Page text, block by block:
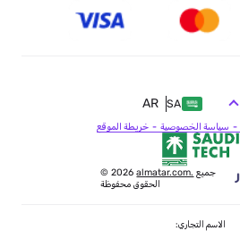
© 2026almatar.com. جميع
الحقوق محفوظة
SA
AR
سياسة الخصوصية خريطة الموقع
الاسم التجاري: